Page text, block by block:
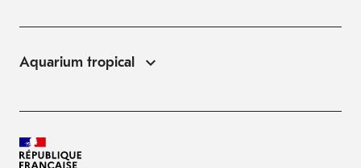
Aquarium tropical